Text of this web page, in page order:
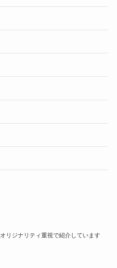
リジナリティ重視で紹介しています